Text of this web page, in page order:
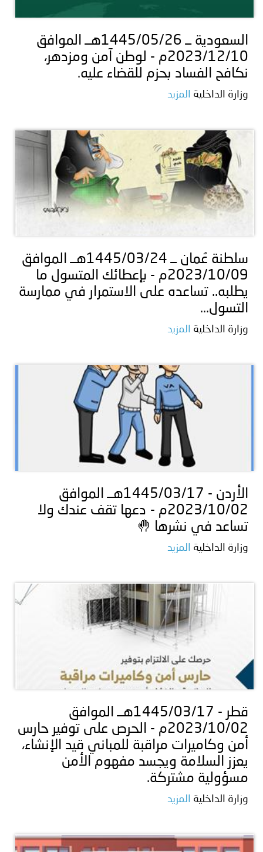
السعودية ــ 1445/05/26هــ الموافق
2023/12/10م - لوطن آمن ومزدهر،
نكافح الفساد بحزم للقضاء عليه.
وزارة الداخلية المزيد
سلطنة عُمان ــ 1445/03/24هــ الموافق
2023/10/09م - بإعطائك المتسول ما
يطلبه.. تساعده على الاستمرار في ممارسة
التسول...
وزارة الداخلية المزيد
الأردن - 1445/03/17هــ الموافق
2023/10/02م - دعها تقف عندك ولا
تساعد في نشرها 🤚
وزارة الداخلية المزيد
قطر - 1445/03/17هــ الموافق
2023/10/02م - الحرص على توفير حارس
أمن وكاميرات مراقبة للمباني قيد الإنشاء،
يعزز السلامة ويجسد مفهوم الأمن
مسؤولية مشتركة.
وزارة الداخلية المزيد